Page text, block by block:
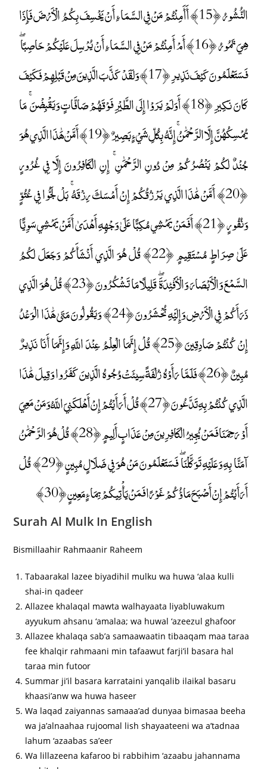
النُّشُورُ ﴿15﴾ أَأَمِنْتُمْ مَنْ فِي السَّمَاءِ أَنْ يَخْسِفَ بِكُمُ الْأَرْضَ فَإِذَا
هِيَ تَمُورُ ﴿16﴾ أَمْ أَمِنْتُمْ مَنْ فِي السَّمَاءِ أَنْ يُرْسِلَ عَلَيْكُمْ حَاصِبًا ۖ
فَسَتَعْلَمُونَ كَيْفَ نَذِيرِ ﴿17﴾ وَلَقَدْ كَذَّبَ الَّذِينَ مِنْ قَبْلِهِمْ فَكَيْفَ
كَانَ نَكِيرِ ﴿18﴾ أَوَلَمْ يَرَوْا إِلَى الطَّيْرِ فَوْقَهُمْ صَافَّاتٍ وَيَقْبِضْنَ ۚ مَا
يُمْسِكُهُنَّ إِلَّا الرَّحْمَٰنُ ۚ إِنَّهُ بِكُلِّ شَيْءٍ بَصِيرٌ ﴿19﴾ أَمَّنْ هَٰذَا الَّذِي هُوَ
جُنْدٌ لَكُمْ يَنْصُرُكُمْ مِنْ دُونِ الرَّحْمَٰنِ ۚ إِنِ الْكَافِرُونَ إِلَّا فِي غُرُورٍ
﴿20﴾ أَمَّنْ هَٰذَا الَّذِي يَرْزُقُكُمْ إِنْ أَمْسَكَ رِزْقَهُ ۚ بَلْ لَجُّوا فِي عُتُوٍّ
وَنُفُورٍ ﴿21﴾ أَفَمَنْ يَمْشِي مُكِبًّا عَلَىٰ وَجْهِهِ أَهْدَىٰ أَمَّنْ يَمْشِي سَوِيًّا
عَلَىٰ صِرَاطٍ مُسْتَقِيمٍ ﴿22﴾ قُلْ هُوَ الَّذِي أَنْشَأَكُمْ وَجَعَلَ لَكُمُ
السَّمْعَ وَالْأَبْصَارَ وَالْأَفْئِدَةَ ۖ قَلِيلًا مَا تَشْكُرُونَ ﴿23﴾ قُلْ هُوَ الَّذِي
ذَرَأَكُمْ فِي الْأَرْضِ وَإِلَيْهِ تُحْشَرُونَ ﴿24﴾ وَيَقُولُونَ مَتَىٰ هَٰذَا الْوَعْدُ
إِنْ كُنْتُمْ صَادِقِينَ ﴿25﴾ قُلْ إِنَّمَا الْعِلْمُ عِنْدَ اللَّهِ وَإِنَّمَا أَنَا نَذِيرٌ
مُبِينٌ ﴿26﴾ فَلَمَّا رَأَوْهُ زُلْفَةً سِيئَتْ وُجُوهُ الَّذِينَ كَفَرُوا وَقِيلَ هَٰذَا
الَّذِي كُنْتُمْ بِهِ تَدَّعُونَ ﴿27﴾ قُلْ أَرَأَيْتُمْ إِنْ أَهْلَكَنِيَ اللَّهُ وَمَنْ مَعِيَ
أَوْ رَحِمَنَا فَمَنْ يُجِيرُ الْكَافِرِينَ مِنْ عَذَابٍ أَلِيمٍ ﴿28﴾ قُلْ هُوَ الرَّحْمَٰنُ
آمَنَّا بِهِ وَعَلَيْهِ تَوَكَّلْنَا ۖ فَسَتَعْلَمُونَ مَنْ هُوَ فِي ضَلَالٍ مُبِينٍ ﴿29﴾ قُلْ
أَرَأَيْتُمْ إِنْ أَصْبَحَ مَاؤُكُمْ غَوْرًا فَمَنْ يَأْتِيكُمْ بِمَاءٍ مَعِينٍ ﴿30﴾
Surah Al Mulk In English
Bismillaahir Rahmaanir Raheem
Tabaarakal lazee biyadihil mulku wa huwa ‘alaa kulli
shai-in qadeer
Allazee khalaqal mawta walhayaata liyabluwakum
ayyukum ahsanu ‘amalaa; wa huwal ‘azeezul ghafoor
Allazee khalaqa sab’a samaawaatin tibaaqam maa taraa
fee khalqir rahmaani min tafaawut farji’il basara hal
taraa min futoor
Summar ji’il basara karrataini yanqalib ilaikal basaru
khaasi’anw wa huwa haseer
Wa laqad zaiyannas samaaa’ad dunyaa bimasaa beeha
wa ja’alnaahaa rujoomal lish shayaateeni wa a’tadnaa
lahum ‘azaabas sa’eer
Wa lillazeena kafaroo bi rabbihim ‘azaabu jahannama